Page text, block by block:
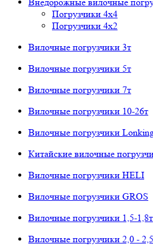
Погрузчики 4х4
Погрузчики 4х2
Вилочные погрузчики 3т
Вилочные погрузчики 5т
Вилочные погрузчики 7т
Вилочные погрузчики 10-26т
Вилочные погрузчики
Китайские вилочные
Вилочные погрузчики HELI
Вилочные погрузчики GROS
Вилочные погрузчики 1,5-1,8т
Вилочные погрузчики 2,0 -